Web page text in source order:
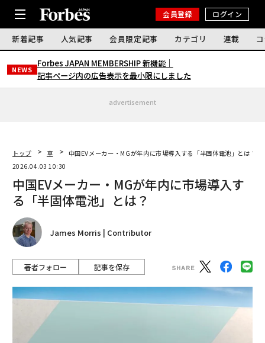
会員登録 ログイン
新着記事 人気記事 会員限定記事 カテゴリ 連載
NEWS
Forbes JAPAN MEMBERSHIP 新機能｜
記事ページ内の広告表示を最小限にしました
advertisement
トップ 車
中国EVメーカー・MGが年内に市場導入する「半固体電池」とは？
2026.04.03 10:30
中国EVメーカー・MGが年内に市場導入す
る「半固体電池」とは？
James Morris | Contributor
著者フォロー 記事を保存